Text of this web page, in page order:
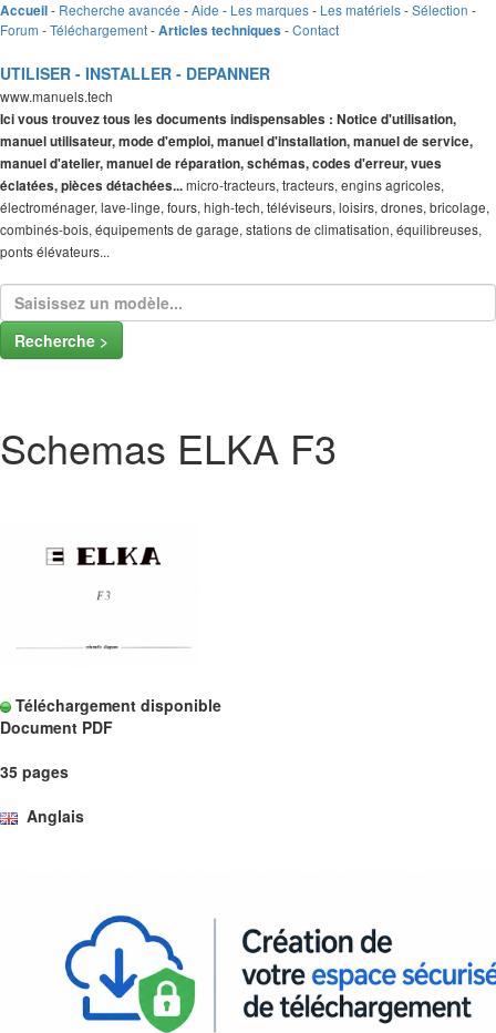
Accueil- Recherche avancée -Aide - Les marques- Les matériels-Sélection -
Forum -Téléchargement-Articles techniques -Contact
UTILISER - INSTALLER - DEPANNER
www.manuels.tech
Ici vous trouvez tous les documents indispensables : Notice d'utilisation,
manuel utilisateur, mode d'emploi, manuel d'installation, manuel de service,
manuel d'atelier, manuel de réparation, schémas, codes d'erreur, vues
éclatées, pièces détachées...micro-tracteurs, tracteurs, engins agricoles,
électroménager, lave-linge, fours, high-tech, téléviseurs, loisirs, drones, bricolage,
combinés-bois, équipements de garage, stations de climatisation, équilibreuses,
ponts élévateurs...
Recherche >
Schemas ELKA F3
Téléchargement disponible
Document PDF
35 pages
Anglais